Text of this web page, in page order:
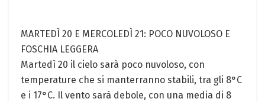
MARTEDÌ 20 E MERCOLEDÌ 21: POCO NUVOLOSO E
FOSCHIA LEGGERA
Martedì 20 il cielo sarà poco nuvoloso, con
temperature che si manterranno stabili, tra gli 8°C
e i 17°C. Il vento sarà debole, con una media di 8